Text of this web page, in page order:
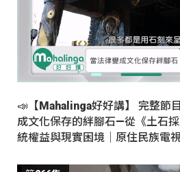
📣【Mahalinga好好講】 完整節
成文化保存的絆腳石—從《土石
統權益與現實困境｜原住民族電